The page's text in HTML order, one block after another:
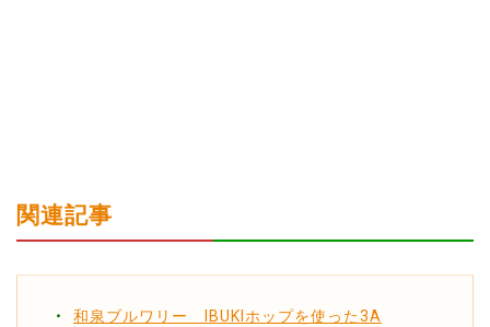
関連記事
和泉ブルワリー IBUKIホップを使った3A